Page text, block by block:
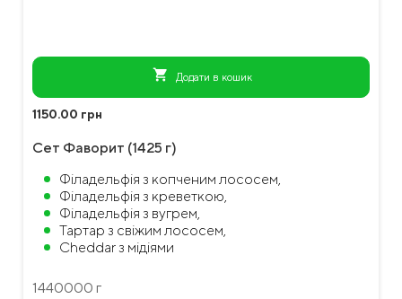
shopping_cart Додати в кошик
1150.00 грн
Сет Фаворит (1425 г)
Філадельфія з копченим лососем,
Філадельфія з креветкою,
Філадельфія з вугрем,
Тартар з свіжим лососем,
Cheddar з мідіями
1440000 г